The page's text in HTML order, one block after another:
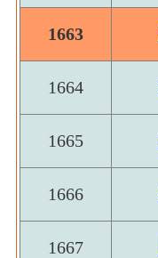
1663
1664
1665
1666
1667